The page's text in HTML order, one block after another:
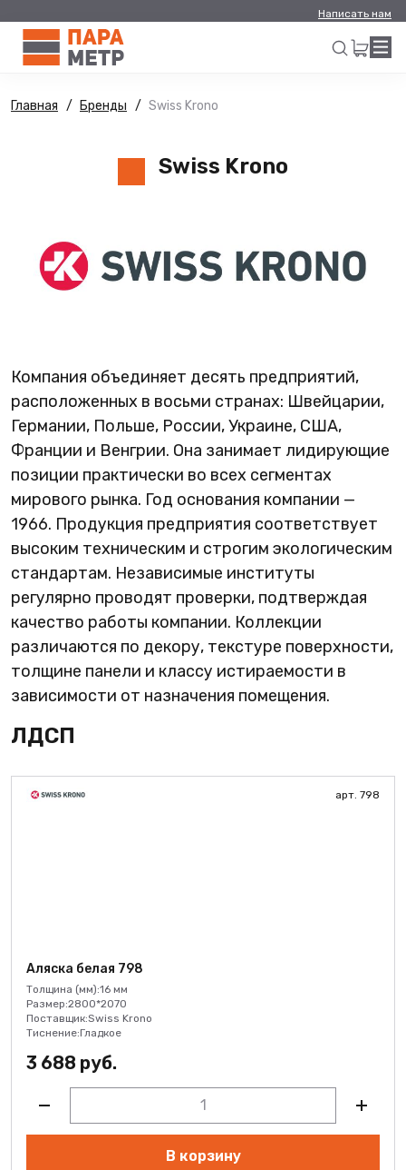
Написать нам
Главная Бренды Swiss Krono
Swiss Krono
Компания объединяет десять предприятий,
расположенных в восьми странах: Швейцарии,
Германии, Польше, России, Украине, США,
Франции и Венгрии. Она занимает лидирующие
позиции практически во всех сегментах
мирового рынка. Год основания компании —
1966. Продукция предприятия соответствует
высоким техническим и строгим экологическим
стандартам. Независимые институты
регулярно проводят проверки, подтверждая
качество работы компании. Коллекции
различаются по декору, текстуре поверхности,
толщине панели и классу истираемости в
зависимости от назначения помещения.
ЛДСП
арт. 798
Аляска белая 798
Толщина (мм):16 мм
Размер:2800*2070
Поставщик:Swiss Krono
Тиснение:Гладкое
3 688 руб.
В корзину